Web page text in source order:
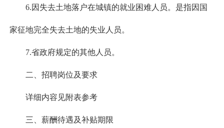
6.因失去土地落户在城镇的就业困难人员。是指因国
家征地完全失去土地的失业人员。
7.省政府规定的其他人员。
二、招聘岗位及要求
详细内容见附表参考
三、薪酬待遇及补贴期限